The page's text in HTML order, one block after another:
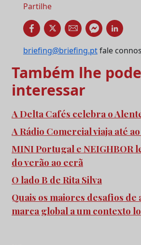
Partilhe
briefing@briefing.ptfale
Também lhe pode
interessar
A Delta Cafés celebra o
A Rádio Comercial viaja até
MINI Portugal e NEIGHBOR
do verão ao ecrã
O lado B de Rita Silva
Quais os maiores desafios de
marca global a um contexto